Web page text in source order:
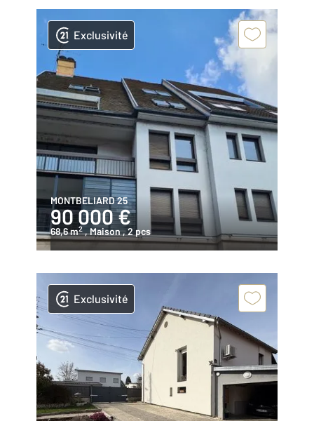
Exclusivité
MONTBELIARD 25
90 000 €
68,6 m2 , Maison, 2 pcs
Exclusivité